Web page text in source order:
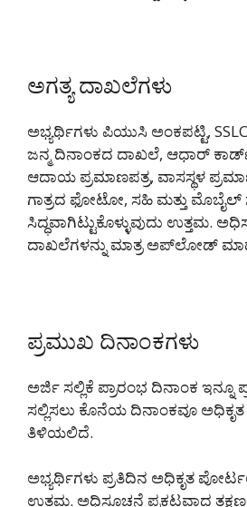
ಅಗತ್ಯ ದಾಖಲೆಗಳು
ಅಭ್ಯರ್ಥಿಗಳು ಪಿಯುಸಿ ಅಂಕಪಟ್ಟಿ,
ಜನ್ಮ ದಿನಾಂಕದ ದಾಖಲೆ, ಆಧಾರ್
ಆದಾಯ ಪ್ರಮಾಣಪತ್ರ, ವಾಸಸ್ಥಳ
ಗಾತ್ರದ ಫೋಟೋ, ಸಹಿ ಮತ್ತು ಮೊಬೈಲ್
ಸಿದ್ಧವಾಗಿಟ್ಟುಕೊಳ್ಳುವುದು ಉತ್ತಮ.
ದಾಖಲೆಗಳನ್ನು ಮಾತ್ರ ಅಪ್‌ಲೋಡ್
ಪ್ರಮುಖ ದಿನಾಂಕಗಳು
ಅರ್ಜಿ ಸಲ್ಲಿಕೆ ಪ್ರಾರಂಭ ದಿನಾಂಕ ಇನ್ನೂ
ಸಲ್ಲಿಸಲು ಕೊನೆಯ ದಿನಾಂಕವೂ
ತಿಳಿಯಲಿದೆ.
ಅಭ್ಯರ್ಥಿಗಳು ಪ್ರತಿದಿನ ಅಧಿಕೃತ
ಉತ್ತಮ. ಅಧಿಸೂಚನೆ ಪ್ರಕಟವಾದ